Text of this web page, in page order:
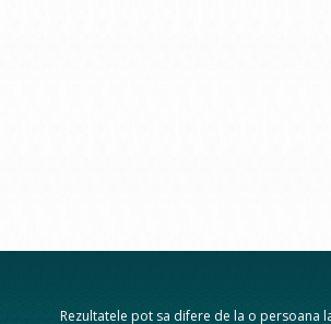
Rezultatele pot sa difere de la o persoana